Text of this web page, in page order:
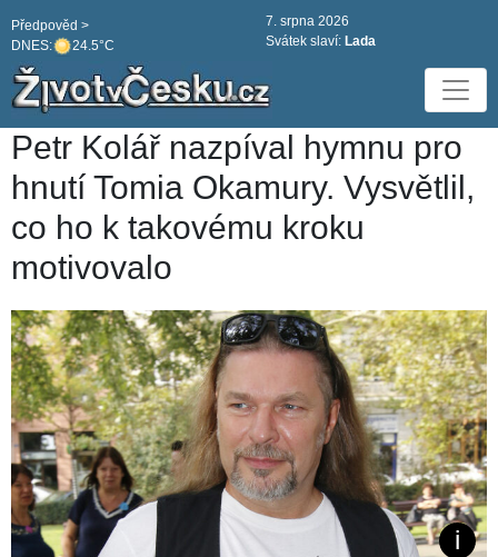
DNES: 24.5°C
Předpověd >
7. srpna 2026
Svátek slaví: Lada
Petr Kolář nazpíval hymnu pro
hnutí Tomia Okamury. Vysvětlil,
co ho k takovému kroku
motivovalo